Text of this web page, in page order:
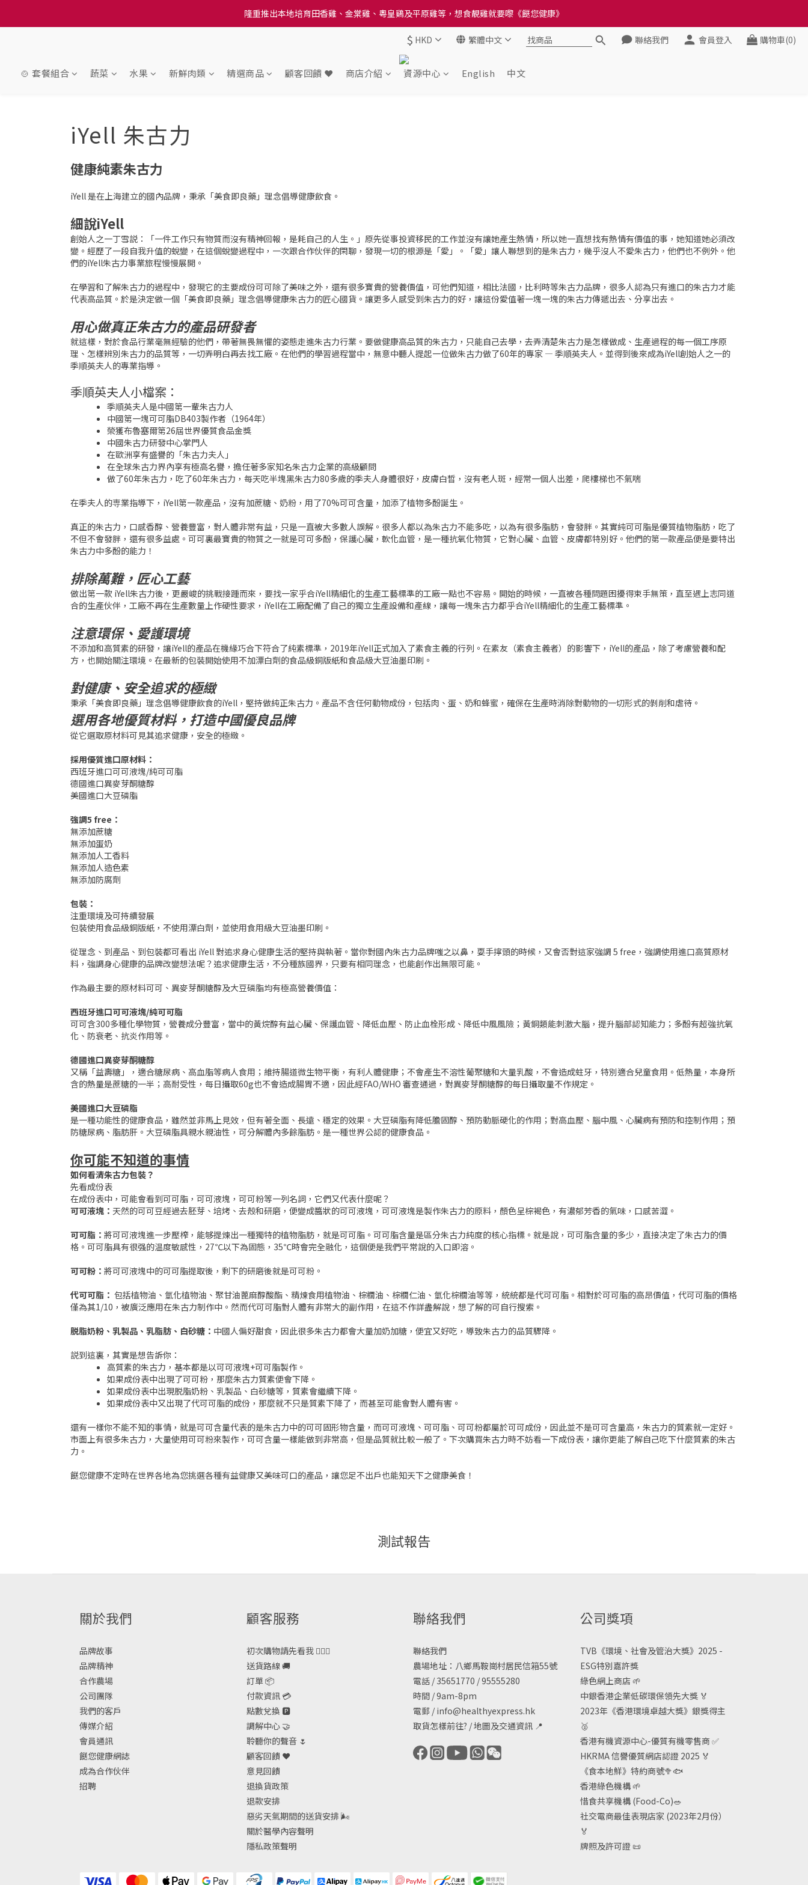
訂單結帳注意事項：送貨方法中選擇區域 - 然後當填寫地址時, 請小心選擇分區及區域, 因資料錯誤會影響前往結帳
訂單結帳注意事項：送貨方法中選擇區域 - 然後當填寫地址時, 請小心選擇分區及區域, 因資料錯誤會影響前往結帳
$ HKD 繁體中文 聯絡我們 會員登入 購物車(0)
🍲 套餐組合 蔬菜 水果 新鮮肉類 精選商品 顧客回饋 ❤️ 商店介紹 資源中心 English 中文
iYell 朱古力
健康純素朱古力
iYell 是在上海建立的國內品牌，秉承「美食即良藥」理念倡導健康飲食。
細說iYell
創始人之一丁雪説：「一件工作只有物質而沒有精神回報，是耗自己的人生。」原先從事投資移民的工作並沒有讓她產生熱情，所以她一直想找有熱情有價值的事，她知道她必須改
變。經歷了一段自我升值的蛻變，在這個蛻變過程中，一次跟合作伙伴的閑聊，發現一切的根源是「愛」。「愛」讓人聯想到的是朱古力，幾乎沒人不愛朱古力，他們也不例外。他
們的iYell朱古力事業旅程慢慢展開。
在學習和了解朱古力的過程中，發現它的主要成份可可除了美味之外，還有很多寶貴的營養價值，可他們知道，相比法國，比利時等朱古力品牌，很多人認為只有進口的朱古力才能
代表高品質。於是決定做一個「美食即良藥」理念倡導健康朱古力的匠心國貨。讓更多人感受到朱古力的好，讓這份愛值著一塊一塊的朱古力傳遞出去、分享出去。
用心做真正朱古力的產品研發者
就這樣，對於食品行業毫無經驗的他們，帶著無畏無懼的姿態走進朱古力行業。要做健康高品質的朱古力，只能自己去學，去弄清楚朱古力是怎樣做成、生產過程的每一個工序原
理、怎樣辨別朱古力的品質等，一切弄明白再去找工廠。在他們的學習過程當中，無意中聽人提起一位做朱古力做了60年的專家 — 季順英夫人。並得到後來成為iYell創始人之一的
季順英夫人的專業指導。
季順英夫人小檔案：
季順英夫人是中國第一輩朱古力人
中國第一塊可可脂DB403製作者（1964年）
榮獲布魯塞爾第26屆世界優質食品金獎
中國朱古力研發中心掌門人
在歐洲享有盛譽的「朱古力夫人」
在全球朱古力界內享有極高名譽，擔任著多家知名朱古力企業的高級顧問
做了60年朱古力，吃了60年朱古力，每天吃半塊黑朱古力80多歲的季夫人身體很好，皮膚白晳，沒有老人斑，經常一個人出差，爬樓梯也不氣喘
在季夫人的専業指導下，iYell第一款產品，沒有加蔗糖、奶粉，用了70%可可含量，加添了植物多酚誕生。
真正的朱古力，口感香醇、營養豐富，對人體非常有益，只是一直被大多數人誤解。很多人都以為朱古力不能多吃，以為有很多脂肪，會發胖。其實純可可脂是優質植物脂肪，吃了
不但不會發胖，還有很多益處。可可裏最寶貴的物質之一就是可可多酚，保護心臟，軟化血管，是一種抗氧化物質，它對心臟、血管、皮膚都特別好。他們的第一款產品便是要特出
朱古力中多酚的能力！
排除萬難，匠心工藝
做出第一款 iYell朱古力後，更嚴峻的挑戰接踵而來，要找一家乎合iYell精細化的生產工藝標準的工廠一點也不容易。開始的時候，一直被各種問題困擾得束手無策，直至遇上志同道
合的生產伙伴，工廠不再在生產數量上作硬性要求，iYell在工廠配備了自己的獨立生產設備和產線，讓每一塊朱古力都乎合iYell精細化的生產工藝標準。
注意環保、愛護環境
不添加和高質素的研發，讓iYell的產品在機緣巧合下符合了純素標準，2019年iYell正式加入了素食主義的行列。在素友（素食主義者）的影響下，iYell的產品，除了考慮營養和配
方，也開始關注環境。在最新的包裝開始使用不加漂白劑的食品級銅版紙和食品級大豆油墨印刷。
對健康、安全追求的極緻
秉承「美食即良藥」理念倡導健康飲食的iYell，堅持做純正朱古力。產品不含任何動物成份，包括肉、蛋、奶和蜂蜜，確保在生產時消除對動物的一切形式的剝削和虐待。
選用各地優質材料，打造中國優良品牌
從它選取原材料可見其追求健康，安全的極緻。
採用優質進口原材料：
西班牙進口可可液塊/純可可脂
德國進口異麥芽酮糖醇
美國進口大豆磷脂
強調5 free：
無添加蔗糖
無添加蛋奶
無添加人工香料
無添加人造色素
無添加防腐劑
包裝：
注重環境及可持續發展
包裝使用食品級銅版紙，不使用漂白劑，並使用食用級大豆油墨印刷。
從理念、到產品、到包裝都可看出 iYell 對追求身心健康生活的堅持與執著。當你對國內朱古力品牌嗤之以鼻，耍手擰頭的時候，又會否對這家強調 5 free，強調使用進口高質原材
料，強調身心健康的品牌改變想法呢？追求健康生活，不分種族國界，只要有相同理念，也能創作出無限可能。
作為最主要的原材料可可、異麥芽酮糖醇及大豆磷脂均有極高營養價值：
西班牙進口可可液塊/純可可脂
可可含300多種化學物質，營養成分豐富，當中的黃烷醇有益心臟、保護血管、降低血壓、防止血栓形成、降低中風風險；黃銅類能刺激大腦，提升腦部認知能力；多酚有超強抗氧
化、防衰老、抗炎作用等。
德國進口異麥芽酮糖醇
又稱「益壽糖」，適合糖尿病、高血脂等病人食用；維持腸道微生物平衡，有利人體健康；不會產生不溶性葡聚糖和大量乳酸，不會造成蛀牙，特別適合兒童食用。低熱量，本身所
含的熱量是蔗糖的一半；高耐受性，每日攝取60g也不會造成腸胃不適，因此經FAO/WHO 審查通過，對異麥芽酮糖醇的每日攝取量不作規定。
美國進口大豆磷脂
是一種功能性的健康食品，雖然並非馬上見效，但有著全面、長遠、穩定的效果。大豆磷脂有降低膽固醇、預防動脈硬化的作用；對高血壓、腦中風、心臟病有預防和控制作用；預
防糖尿病、脂肪肝。大豆磷脂具親水親油性，可分解體內多餘脂肪。是一種世界公認的健康食品。
你可能不知道的事情
如何看清朱古力包裝？
先看成份表
在成份表中，可能會看到可可脂，可可液塊，可可粉等一列名詞，它們又代表什麼呢？
可可液塊： 天然的可可豆經過去胚芽、培烤、去殼和研磨，便變成醬狀的可可液塊，可可液塊是製作朱古力的原料，顏色呈棕褐色，有濃郁芳香的氣味，口感苦澀。
可可脂： 將可可液塊進一步壓榨，能够提煉出一種獨特的植物脂肪，就是可可脂。可可脂含量是區分朱古力純度的核心指標。就是說，可可脂含量的多少，直接决定了朱古力的價
格。可可脂具有很强的温度敏感性，27℃以下為固態，35℃時會完全融化，這個便是我們平常說的入口即溶。
可可粉： 將可可液塊中的可可脂提取後，剩下的研磨後就是可可粉。
代可可脂： 包括植物油、氫化植物油、聚甘油蓖麻醇酸酯、精煉食用植物油、棕櫚油、棕櫚仁油、氫化棕櫚油等等，統統都是代可可脂。相對於可可脂的高昂價值，代可可脂的價格
僅為其1/10，被廣泛應用在朱古力制作中。然而代可可脂對人體有非常大的副作用，在這不作詳盡解說，想了解的可自行搜索。
脱脂奶粉、乳製品、乳脂肪、白砂糖： 中國人偏好甜食，因此很多朱古力都會大量加奶加糖，便宜又好吃，導致朱古力的品質驟降。
説到這裏，其實是想告訴你：
高質素的朱古力，基本都是以可可液塊+可可脂製作。
如果成份表中出現了可可粉，那麼朱古力質素便會下降。
如果成份表中出現脱脂奶粉、乳製品、白砂糖等，質素會繼續下降。
如果成份表中又出現了代可可脂的成份，那麼就不只是質素下降了，而甚至可能會對人體有害。
還有一樣你不能不知的事情，就是可可含量代表的是朱古力中的可可固形物含量，而可可液塊、可可脂、可可粉都屬於可可成份，因此並不是可可含量高，朱古力的質素就一定好。
市面上有很多朱古力，大量使用可可粉來製作，可可含量一樣能做到非常高，但是品質就比較一般了。下次購買朱古力時不妨看一下成份表，讓你更能了解自己吃下什麼質素的朱古
力。
餸您健康不定時在世界各地為您挑選各種有益健康又美味可口的產品，讓您足不出戶也能知天下之健康美食！
測試報告
關於我們
品牌故事
品牌精神
合作農場
公司團隊
我們的客戶
傳媒介紹
會員通訊
餸您健康網誌
成為合作伙伴
招聘
顧客服務
初次購物請先看我 🙋🏻‍♀️
送貨路線 🚚
訂單 📦
付款資訊 💳
點數兌換 🅿️
調解中心 🤝
聆聽你的聲音 🌷
顧客回饋 ❤️
意見回饋
退換貨政策
退款安排
惡劣天氣期間的送貨安排🌬
關於醫學內容聲明
隱私政策聲明
聯絡我們
聯絡我們
農場地址：八鄉馬鞍崗村居民信箱55號
電話 / 35651770 / 95555280
時間 / 9am-8pm
電郵 / info@healthyexpress.hk
取貨怎樣前往? /地圖及交通資訊 📍
公司獎項
TVB《環境、社會及管治大獎》2025 -
ESG特別嘉許獎
綠色網上商店🌱
中銀香港企業低碳環保領先大獎🏅
2023年《香港環境卓越大獎》銀獎得主
🥈
香港有機資源中心-優質有機零售商✅
HKRMA 信譽優質網店認證 2025 🏅
《食本地鮮》特約商號🥦🐟
香港綠色機構🌱
惜食共享機構 (Food-Co)🥗
社交電商最佳表現店家 (2023年2月份）
🏅
牌照及許可證📜